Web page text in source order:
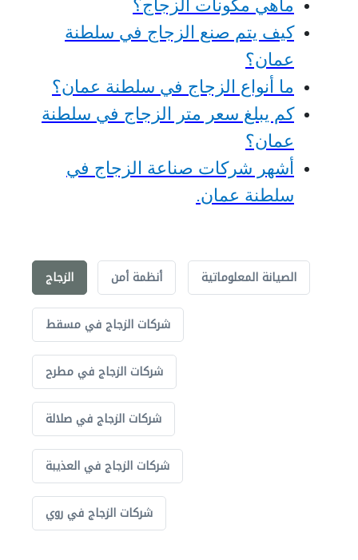
ماهي مكونات الزجاج؟
كيف يتم صنع الزجاج في سلطنة
عمان؟
ما أنواع الزجاج في سلطنة عمان؟
كم يبلغ سعر متر الزجاج في سلطنة
عمان؟
أشهر شركات صناعة الزجاج في
سلطنة عمان.
الزجاج أنظمة أمن الصيانة المعلوماتية
شركات الزجاج في مسقط
شركات الزجاج في مطرح
شركات الزجاج في صلالة
شركات الزجاج في العذيبة
شركات الزجاج في روي